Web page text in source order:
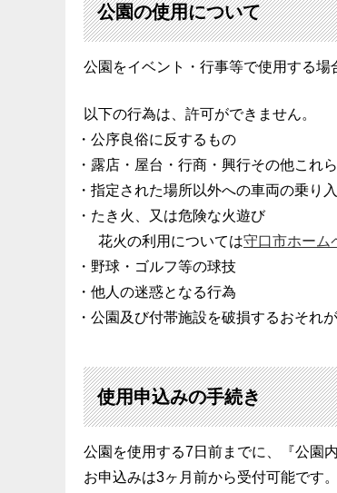
公園の使用について
公園をイベント・行事等で使用する場
以下の行為は、許可ができません。
公序良俗に反するもの
露店・屋台・行商・興行その他これ
指定された場所以外への車両の乗り
たき火、又は危険な火遊び
花火の利用については守口市ホーム
野球・ゴルフ等の球技
他人の迷惑となる行為
公園及び付帯施設を破損するおそれ
使用申込みの手続き
公園を使用する7日前までに、『公園
お申込みは3ヶ月前から受付可能です。